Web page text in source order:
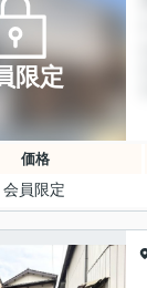
限定
価格
会員限定